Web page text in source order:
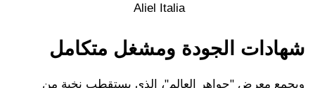
Aliel Italia
شهادات الجودة ومشغل متكامل
ويجمع معرض "جواهر العالم"، الذي يستقطب نخبة من